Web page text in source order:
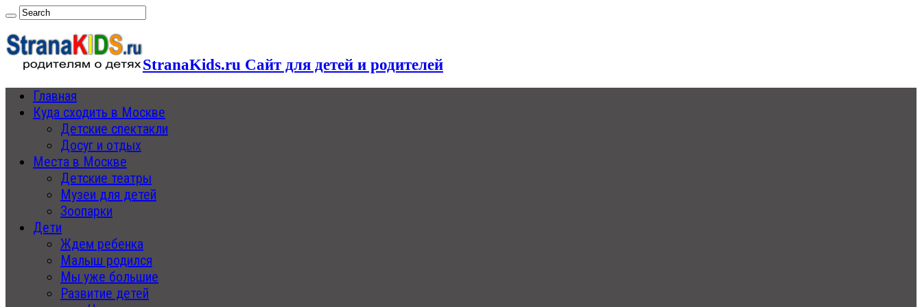
StranaKids.ru Сайт для детей и родителей
Главная
Куда сходить в Москве
Детские спектакли
Досуг и отдых
Места в Москве
Детские театры
Музеи для детей
Зоопарки
Дети
Ждем ребенка
Малыш родился
Мы уже большие
Развитие детей